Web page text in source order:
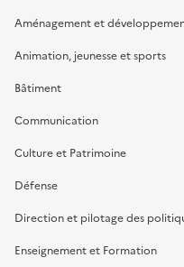
Aménagement et
Animation, jeunesse et sports
Bâtiment
Communication
Culture et Patrimoine
Défense
Direction et pilotage des
Enseignement et Formation